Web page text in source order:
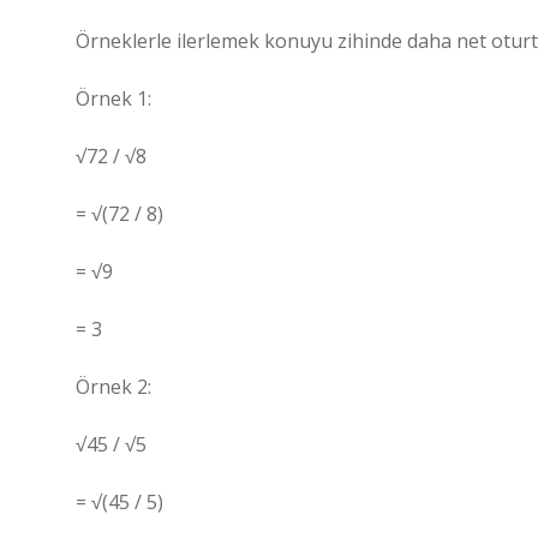
Örneklerle ilerlemek konuyu zihinde daha net
Örnek 1:
√72 / √8
= √(72 / 8)
= √9
= 3
Örnek 2:
√45 / √5
= √(45 / 5)